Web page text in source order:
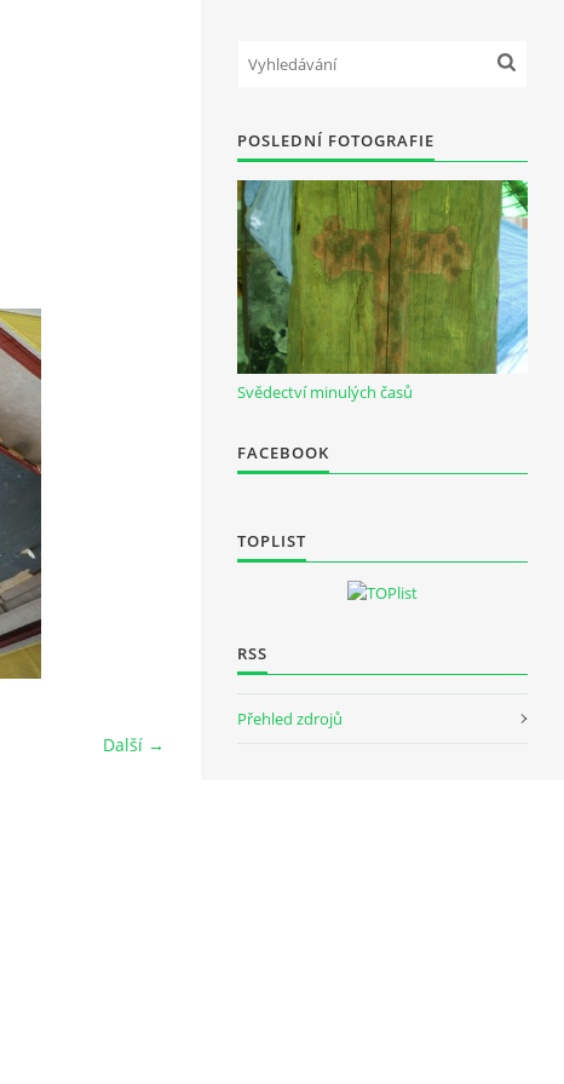
Další →
POSLEDNÍ FOTOGRAFIE
Svědectví minulých časů
FACEBOOK
TOPLIST
RSS
Přehled zdrojů